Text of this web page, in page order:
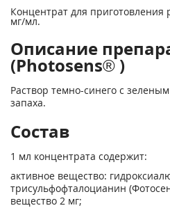
Концентрат для приготовления
мг/мл.
Описание
(Photosens® )
Раствор темно-синего с
запаха.
Состав
1 мл концентрата содержит:
активное вещество:
трисульфофталоцианин
вещество 2 мг;